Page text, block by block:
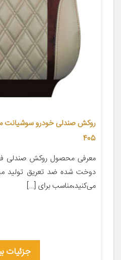
405
دوخت شده ضد تعریق تولید
می‌کنید،مناسب برای […]
جزئیات